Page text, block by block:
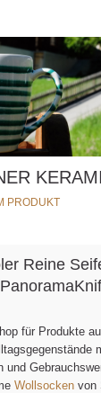
PRODUKT
Reine
für Produkte
und
Wollsocken von